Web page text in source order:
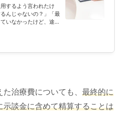
するよう言われたけ
んじゃないの？」「最
いなかったけど、途中
事故で被害者が健康保
色々な保険が使われる
治療費についても、 最終的に
談金に含めて精算することは